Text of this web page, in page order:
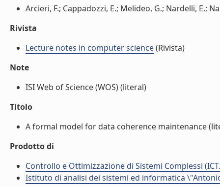
Arcieri, F.; Cappadozzi, E.; Melideo, G.; Nardelli, E.;
Rivista
Lecture notes in computer science(Rivista)
Note
ISI Web of Science (WOS) (literal)
Titolo
A formal model for data coherence maintenance
Prodotto di
Controllo e Ottimizzazione di Sistemi Complessi
Istituto di analisi dei sistemi ed informatica